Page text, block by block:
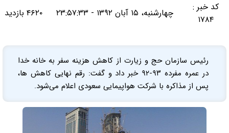
کد خبر :
۱۷۸۴
چهارشنبه، ۱۵ آبان ۱۳۹۲ - ۲۳:۵۷:۳۳ ۴۶۲۰ بازدید
رئیس سازمان حج و زیارت از کاهش هزینه سفر به خانه خدا
در عمره مفرده ۹۳-۹۲ خبر داد و گفت: رقم نهایی کاهش ها،
پس از مذاکره با شرکت هواپیمایی سعودی اعلام می‌شود.